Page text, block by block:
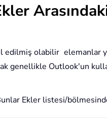
edilmiş olabilir elemanlar
Outlook'un
Ekler listesi/